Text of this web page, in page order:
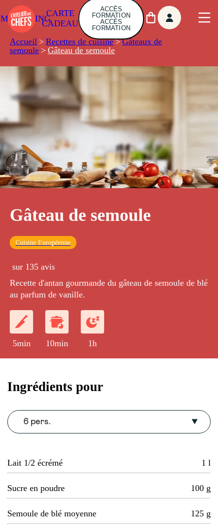
CARTE
CADEAU
ACCÈS
FORMATION
ACCÈS
FORMATION
Accueil > Recettes de cuisine > Gâteaux de
semoule > Gâteau de semoule
Gâteau de semoule
Cuisine Européenne
sur 135 avis
Recette d'antan gourmande du gâteau de semoule de blé
au parfum de vanille.
5min 10min 1h
Ingrédients pour
6 pers.
Lait 1/2 écrémé 1 l
Sucre en poudre 100 g
Semoule de blé moyenne 125 g